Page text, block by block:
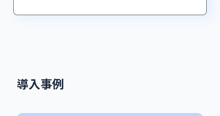
導入事例